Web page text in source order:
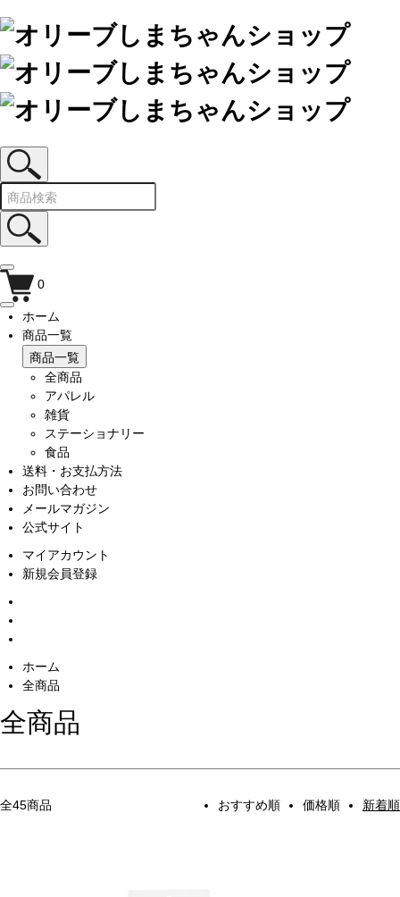
0
ホーム
商品一覧
商品一覧
全商品
アパレル
雑貨
ステーショナリー
食品
送料・お支払方法
お問い合わせ
メールマガジン
公式サイト
マイアカウント
新規会員登録
ホーム
全商品
全商品
全45商品 おすすめ順 価格順 新着順